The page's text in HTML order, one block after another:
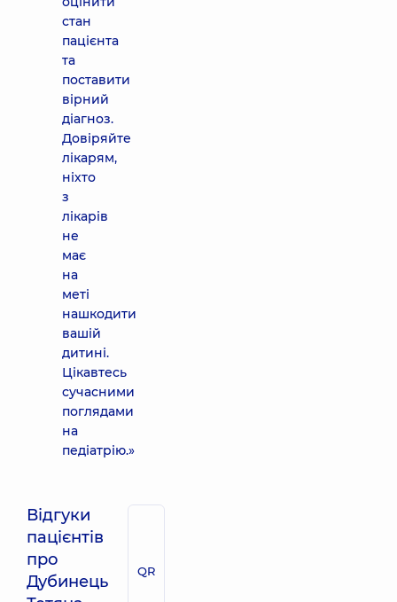
стан
пацієнта
та
поставити
вірний
діагноз.
Довіряйте
лікарям,
ніхто
з
лікарів
не
має
на
меті
нашкодити
вашій
дитині.
Цікавтесь
сучасними
поглядами
на
педіатрію.»
Відгуки
пацієнтів
про
Дубинець
QR